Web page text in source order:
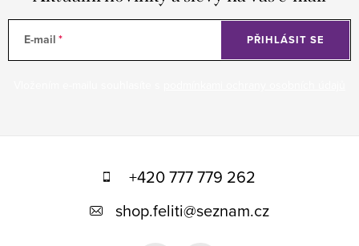
E-mail PŘIHLÁSIT SE
+420 777 779 262
shop.feliti@seznam.cz